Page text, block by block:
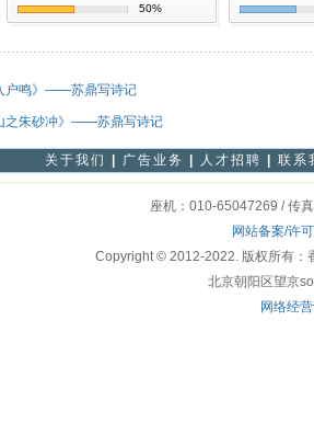
50%
户鸣》——苏鼎写诗记
之朱砂冲》——苏鼎写诗记
关于我们 广告业务 人才招聘 联系
座机：010-65047269 / 传
网站备案/许
Copyright © 2012-2022. 版权所有：
北京朝阳区望京
网络经